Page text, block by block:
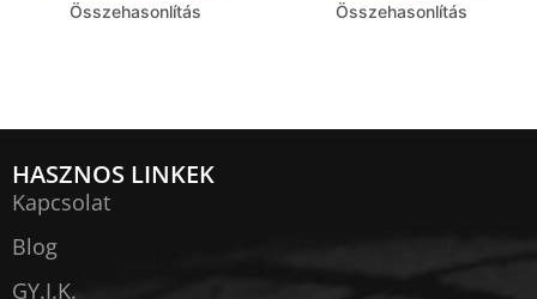
Összehasonlítás Összehasonlítás
HASZNOS LINKEK
Kapcsolat
Blog
GY.I.K.